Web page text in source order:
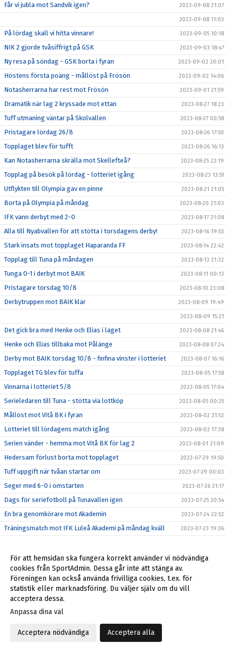
Får vi jubla mot Sandvik igen? 2023-09-08 21:07
2023-09-08 11:03
På lördag skall vi hitta vinnare! 2023-09-05 10:18
NIK 2 gjorde tvåsiffrigt på GSK 2023-09-03 18:47
Ny resa på söndag - GSK borta i fyran 2023-09-02 20:01
Höstens första poäng - mållöst på Frösön 2023-09-02 14:06
Notasherrarna har rest mot Frösön 2023-09-01 21:59
Dramatik när lag 2 kryssade mot ettan 2023-08-27 18:23
Tuff utmaning väntar på Skolvallen 2023-08-27 00:58
Pristagare lördag 26/8 2023-08-26 17:50
Topplaget blev för tufft 2023-08-26 16:13
Kan Notasherrarna skrälla mot Skellefteå? 2023-08-25 22:19
Topplag på besök på lördag - lotteriet igång 2023-08-23 13:51
Utflykten till Olympia gav en pinne 2023-08-21 21:05
Borta på Olympia på måndag 2023-08-20 21:03
IFK vann derbyt med 2-0 2023-08-17 21:08
Alla till Nyabvallen för att stötta i torsdagens derby! 2023-08-16 19:53
Stark insats mot topplaget Haparanda FF 2023-08-14 22:42
Topplag till Tuna på måndagen 2023-08-13 21:32
Tunga 0-1 i derbyt mot BAIK 2023-08-11 00:13
Pristagare torsdag 10/8 2023-08-10 23:08
Derbytruppen mot BAIK klar 2023-08-09 19:49
2023-08-09 15:21
Det gick bra med Henke och Elias i laget 2023-08-08 21:46
Henke och Elias tillbaka mot Pålänge 2023-08-08 07:24
Derby mot BAIK torsdag 10/8 - finfina vinster i lotteriet 2023-08-07 16:16
Topplaget TG blev för tuffa 2023-08-05 17:58
Vinnarna i lotteriet 5/8 2023-08-05 17:04
Serieledaren till Tuna - stötta via lottköp 2023-08-05 00:25
Mållöst mot Vitå BK i fyran 2023-08-02 21:52
Lotteriet till lördagens match igång 2023-08-02 17:38
Serien vänder - hemma mot Vitå BK för lag 2 2023-08-01 21:09
Hedersam förlust borta mot topplaget 2023-07-29 19:50
Tuff uppgift när tvåan startar om 2023-07-29 00:03
Seger med 6-0 i omstarten 2023-07-26 21:17
Dags för seriefotboll på Tunavallen igen 2023-07-25 20:54
En bra genomkörare mot Akademin 2023-07-24 22:52
Träningsmatch mot IFK Luleå Akademi på måndag kväll 2023-07-23 19:36
Fin kväll med klar seger avslutade våren 2023-06-28 22:09
Vitå BK borta innan semester 2023-06-27 22:29
Ingen rolig avslutning på vårsäsongen 2023-06-22 22:36
Torsdagskvällens pristagare
Sexpoängsmatch inleder midsommar - 50/50 är igång
Viktor höll vad han lovade - seger med 10-0
Viktor hoppas på en underhållande match ikväll
För att hemsidan ska fungera korrekt använder vi nödvändiga
cookies från SportAdmin. Dessa går inte att stänga av.
Föreningen kan också använda frivilliga cookies, t.ex. för
statistik eller marknadsföring. Du väljer själv om du vill
acceptera dessa.
Anpassa dina val
Acceptera nödvändiga Acceptera alla